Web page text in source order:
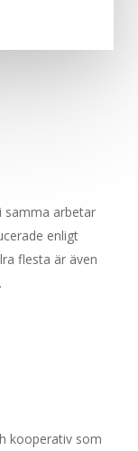
samma arbetar
enligt
flesta är även
kooperativ som